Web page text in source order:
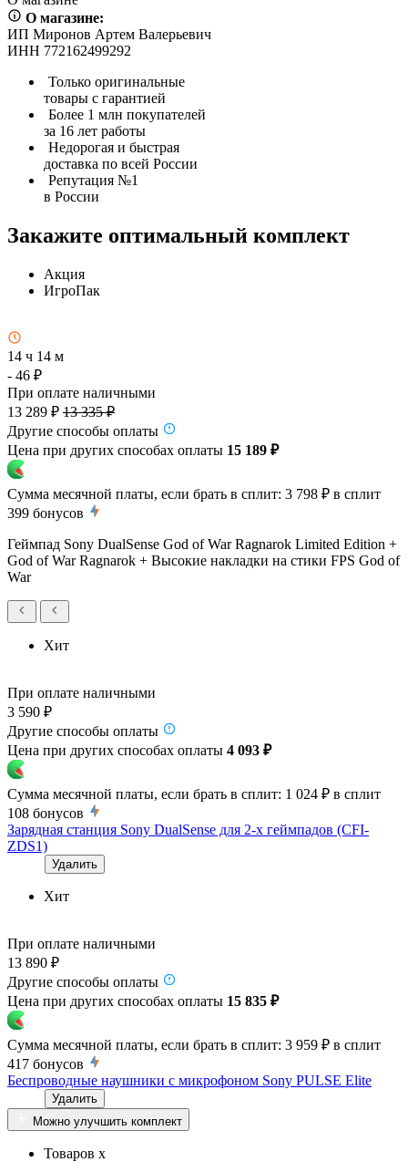
О магазине:
ИП Миронов Артем Валерьевич
ИНН 772162499292
Только оригинальные
товары с гарантией
Более 1 млн покупателей
за 16 лет работы
Недорогая и быстрая
доставка по всей России
Репутация №1
в России
Закажите оптимальный комплект
Акция
ИгроПак
14 ч 14 м
- 46 ₽
При оплате наличными
13 289 ₽ 13 335 ₽
Другие способы оплаты
Цена при других способах оплаты 15 189 ₽
Сумма месячной платы, если брать в сплит: 3 798 ₽ в сплит
399 бонусов
Геймпад Sony DualSense God of War Ragnarok Limited Edition +
God of War Ragnarok + Высокие накладки на стики FPS God of
War
Хит
При оплате наличными
3 590 ₽
Другие способы оплаты
Цена при других способах оплаты 4 093 ₽
Сумма месячной платы, если брать в сплит: 1 024 ₽ в сплит
108 бонусов
Зарядная станция Sony DualSense для 2-х геймпадов (CFI-
ZDS1)
Удалить
Хит
При оплате наличными
13 890 ₽
Другие способы оплаты
Цена при других способах оплаты 15 835 ₽
Сумма месячной платы, если брать в сплит: 3 959 ₽ в сплит
417 бонусов
Беспроводные наушники с микрофоном Sony PULSE Elite
Удалить
Можно улучшить комплект
Товаров x